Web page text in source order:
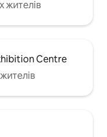
жителів
Centre